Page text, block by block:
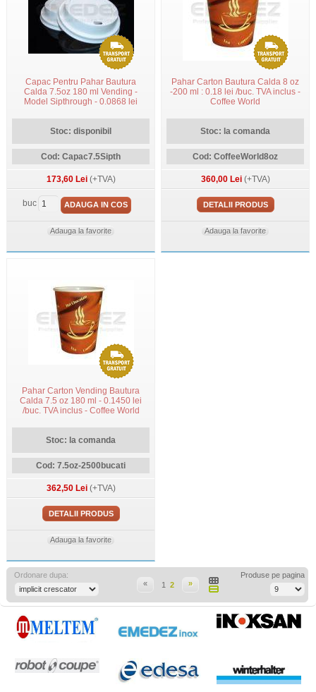
Capac Pentru Pahar Bautura
Calda 7.5oz 180 ml Vending -
Model Sipthrough - 0.0868 lei
Stoc: disponibil
Cod: Capac7.5Sipth
173,60 Lei(+TVA)
buc ADAUGA IN COS
Adauga la favorite
Pahar Carton Bautura Calda 8 oz
-200 ml : 0.18 lei /buc. TVA inclus -
Coffee World
Stoc: la comanda
Cod: CoffeeWorld8oz
360,00 Lei(+TVA)
DETALII PRODUS
Adauga la favorite
Pahar Carton Vending Bautura
Calda 7.5 oz 180 ml - 0.1450 lei
/buc. TVA inclus - Coffee World
Stoc: la comanda
Cod: 7.5oz-2500bucati
362,50 Lei(+TVA)
DETALII PRODUS
Adauga la favorite
Ordonare dupa:
«
1 2 »
Produse pe pagina